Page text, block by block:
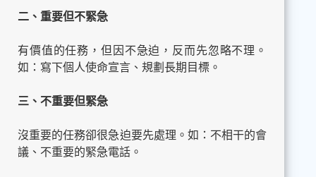
二、重要但不緊急
有價值的任務，但因不急迫，反而先忽略不理。
如：寫下個人使命宣言、規劃長期目標。
三、不重要但緊急
沒重要的任務卻很急迫要先處理。如：不相干的會
議、不重要的緊急電話。